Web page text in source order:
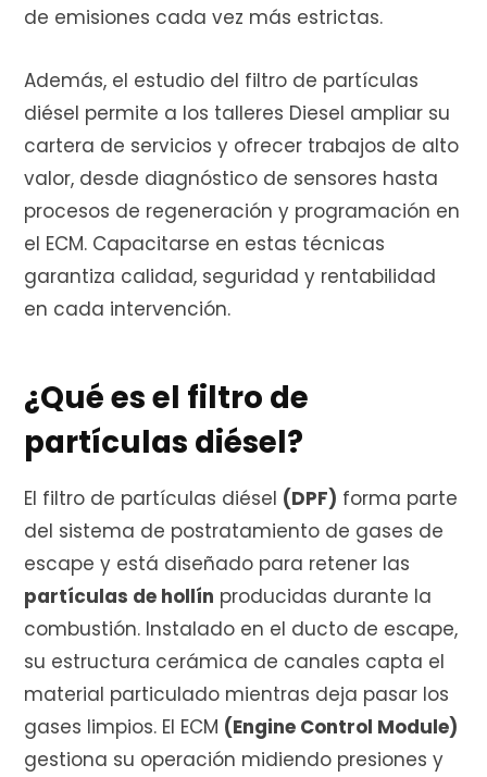
o
m
r
s
de emisiones cada vez más estrictas.
Además, el estudio del filtro de partículas
diésel permite a los talleres Diesel ampliar su
cartera de servicios y ofrecer trabajos de alto
valor, desde diagnóstico de sensores hasta
procesos de regeneración y programación en
el ECM. Capacitarse en estas técnicas
garantiza calidad, seguridad y rentabilidad
en cada intervención.
¿Qué es el filtro de
partículas diésel?
El filtro de partículas diésel (DPF) forma parte
del sistema de postratamiento de gases de
escape y está diseñado para retener las
partículas de hollín producidas durante la
combustión. Instalado en el ducto de escape,
su estructura cerámica de canales capta el
material particulado mientras deja pasar los
gases limpios. El ECM (Engine Control Module)
gestiona su operación midiendo presiones y